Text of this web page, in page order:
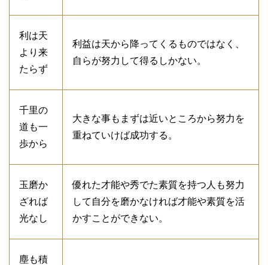
利は天
より来
たらず
利益は天から降ってくるものではなく、
自らが努力して得るしかない。
千里の
道も一
歩から
大きな事もまずは近いところから努力を
重ねていけば成功する。
玉磨か
ざれば
光なし
優れた才能や秀でた素質を持つ人も努力
して自分を磨かなければ才能や素質を活
かすことができない。
塵も積